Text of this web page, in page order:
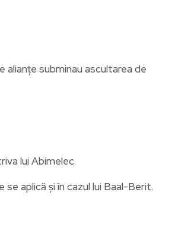
alianțe subminau ascultarea de
lui Abimelec.
aplică și în cazul lui Baal-Berit.